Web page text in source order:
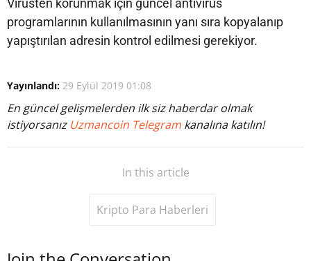
Virüsten korunmak için güncel antivirüs
programlarının kullanılmasının yanı sıra kopyalanıp
yapıştırılan adresin kontrol edilmesi gerekiyor.
Yayınlandı: 29 Eylül 2019 01:08
En güncel gelişmelerden ilk siz haberdar olmak
istiyorsanız Uzmancoin Telegram kanalına katılın!
In this article
Kripto Para Haberleri